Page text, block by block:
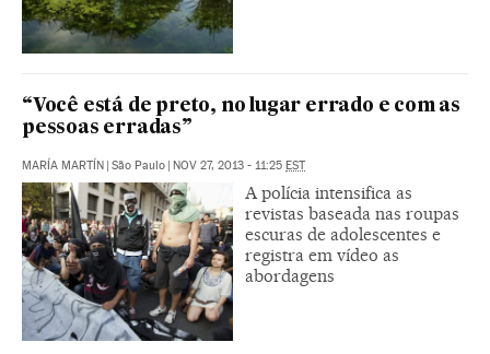
“Você está de preto, no lugar errado e com as
pessoas erradas”
MARÍA MARTÍN | São Paulo | NOV 27, 2013 - 11:25 EST
A polícia intensifica as
revistas baseada nas roupas
escuras de adolescentes e
registra em vídeo as
abordagens